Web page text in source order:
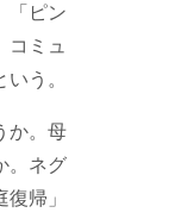
「ピン
コミュ
う。
か。母
。ネグ
帰」